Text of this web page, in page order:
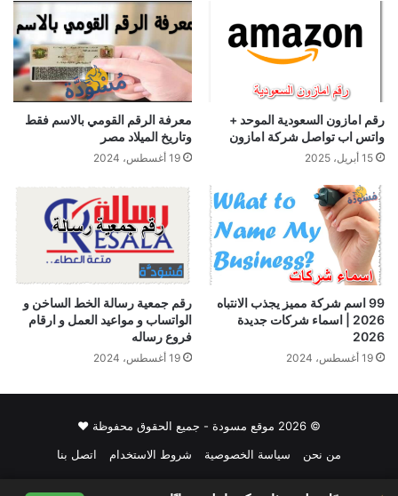
رقم امازون السعودية الموحد +
واتس اب تواصل شركة امازون
15 أبريل، 2025
معرفة الرقم القومي بالاسم فقط
وتاريخ الميلاد مصر
19 أغسطس، 2024
99 اسم شركة مميز يجذب الانتباه
2026 | اسماء شركات جديدة
2026
19 أغسطس، 2024
رقم جمعية رسالة الخط الساخن و
الواتساب و مواعيد العمل و ارقام
فروع رساله
19 أغسطس، 2024
© 2026 موقع مسودة - جميع الحقوق محفوظة ♥
من نحن
سياسة الخصوصية شروط الاستخدام اتصل بنا